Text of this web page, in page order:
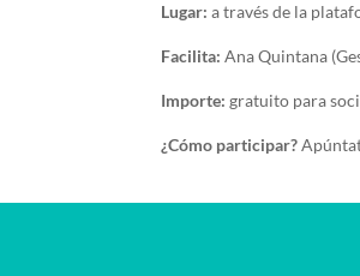
Lugar: a través de la
Facilita: Ana Quintana
Importe: gratuito para
¿Cómo participar?